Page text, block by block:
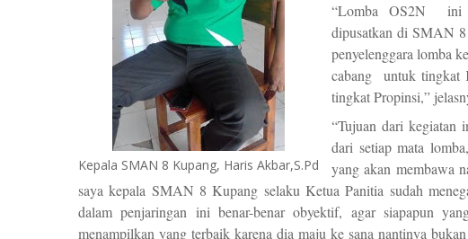
Kepala SMAN 8 Kupang, Haris Akbar,S.Pd
“Lomba OS2N ini
dipusatkan di SMAN 8
penyelenggara lomba
cabang untuk tingkat
tingkat Propinsi,”
“Tujuan dari kegiatan
dari setiap mata
yang akan membawa
saya kepala SMAN 8 Kupang selaku Ketua Panitia sudah
dalam penjaringan ini benar-benar obyektif, agar siapapun
menampilkan yang terbaik karena dia maju ke sana nantinya